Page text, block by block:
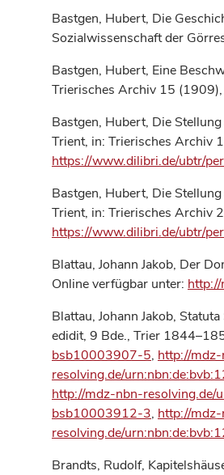
Bastgen, Hubert, Die
Sozialwissenschaft der
Bastgen, Hubert, Eine
Trierisches Archiv 15
Bastgen, Hubert, Die
Trient, in: Trierisches Archiv
https://www.dilibri.de/ubtr/
Bastgen, Hubert, Die
Trient, in: Trierisches Archiv
https://www.dilibri.de/ubtr/
Blattau, Johann Jakob, Der
Online verfügbar unter:
Blattau, Johann Jakob,
edidit, 9 Bde., Trier
bsb10003907-5, http://
resolving.de/
http://mdz-nbn-
bsb10003912-3, http://
resolving.de/
Brandts, Rudolf,